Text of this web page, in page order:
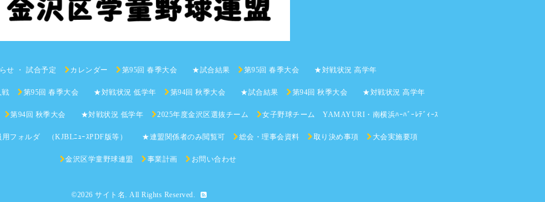
せ ・ 試合予定 カレンダー 第95回 春季大会 ★試合結果 第95回 春季大会 ★対戦状況 高学年
第95回 春季大会 ★対戦状況 低学年 第94回 秋季大会 ★試合結果 第94回 秋季大会 ★対戦状況 高学年
第94回 秋季大会 ★対戦状況 低学年 2025年度金沢区選抜チーム 女子野球チーム YAMAYURI・南横浜ﾊｰﾊﾞｰﾚﾃﾞｨｰｽ
用フォルダ （KJBLﾆｭｰｽPDF版等） ★連盟関係者のみ閲覧可 総会・理事会資料 取り決め事項 大会実施要項
金沢区学童野球連盟 事業計画 お問い合わせ
©2026 サイト名 . All Rights Reserved.